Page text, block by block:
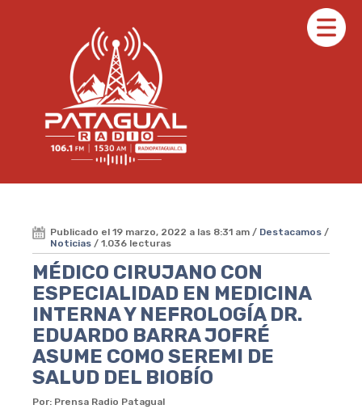
Publicado el 19 marzo, 2022 a las 8:31 am / Destacamos /
Noticias / 1.036 lecturas
MÉDICO CIRUJANO CON
ESPECIALIDAD EN MEDICINA
INTERNA Y NEFROLOGÍA DR.
EDUARDO BARRA JOFRÉ
ASUME COMO SEREMI DE
SALUD DEL BIOBÍO
Por: Prensa Radio Patagual